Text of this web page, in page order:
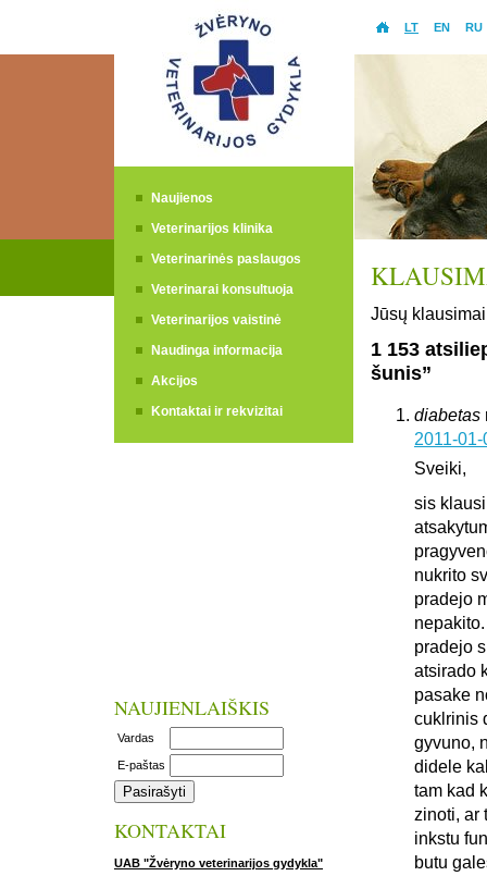
Naujienos
Veterinarijos klinika
Veterinarinės paslaugos
Veterinarai konsultuoja
Veterinarijos vaistinė
Naudinga informacija
Akcijos
Kontaktai ir rekvizitai
NAUJIENLAIŠKIS
Vardas
E-paštas
KONTAKTAI
UAB "Žvėryno veterinarijos gydykla"
LT EN RU
Jūsų
1 153
šunis”
diabetas
2011-
Sveiki,
sis
nukrito
pradejo
pradejo
atsirado
pasake
cuklrinis
gyvuno,
didele
tam kad
zinoti, ar
inkstu
butu